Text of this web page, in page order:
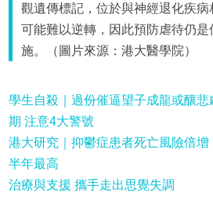
觀遺傳標記，位於與神經退化疾病
可能難以逆轉，因此預防虐待仍
施。（圖片來源：港大醫學院）
學生自殺｜過份催逼望子成龍或釀
期 注意4大警號
港大研究｜抑鬱症患者死亡風險倍
半年最高
治療與支援 攜手走出思覺失調